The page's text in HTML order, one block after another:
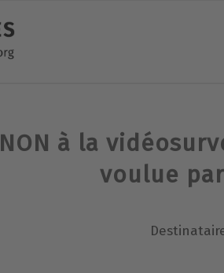
NON à la
voulue